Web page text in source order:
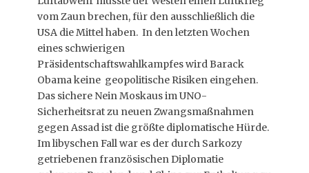
vom Zaun brechen, für den ausschließlich die
USA die Mittel haben. In den letzten Wochen
eines schwierigen
Präsidentschaftswahlkampfes wird Barack
Obama keine geopolitische Risiken eingehen.
Das sichere Nein Moskaus im UNO-
Sicherheitsrat zu neuen Zwangsmaßnahmen
gegen Assad ist die größte diplomatische Hürde.
Im libyschen Fall war es der durch Sarkozy
getriebenen französischen Diplomatie